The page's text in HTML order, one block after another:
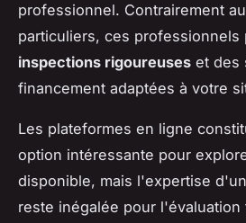
professionnel. Contrairement
particuliers, ces professionnels
inspections rigoureuses et des
financement adaptées à votre
Les plateformes en ligne
option intéressante pour
disponible, mais l'expertise
reste inégalée pour l'évaluation